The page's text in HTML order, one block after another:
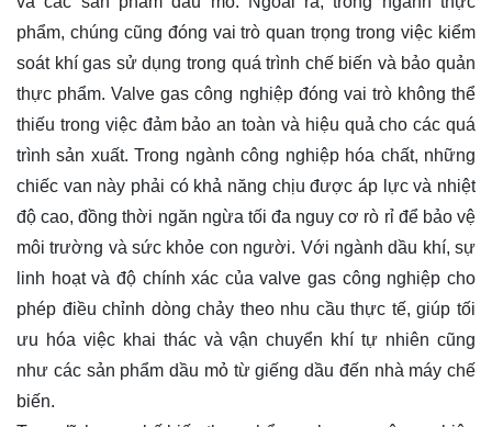
phẩm, chúng cũng đóng vai trò quan trọng trong việc kiểm
soát khí gas sử dụng trong quá trình chế biến và bảo quản
thực phẩm. Valve gas công nghiệp đóng vai trò không thể
thiếu trong việc đảm bảo an toàn và hiệu quả cho các quá
trình sản xuất. Trong ngành công nghiệp hóa chất, những
chiếc van này phải có khả năng chịu được áp lực và nhiệt
độ cao, đồng thời ngăn ngừa tối đa nguy cơ rò rỉ để bảo vệ
môi trường và sức khỏe con người. Với ngành dầu khí, sự
linh hoạt và độ chính xác của valve gas công nghiệp cho
phép điều chỉnh dòng chảy theo nhu cầu thực tế, giúp tối
ưu hóa việc khai thác và vận chuyển khí tự nhiên cũng
như các sản phẩm dầu mỏ từ giếng dầu đến nhà máy chế
biến.